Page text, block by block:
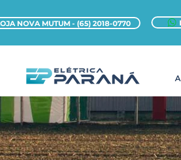
NOVA MUTUM - (65) 2018-0770